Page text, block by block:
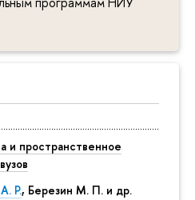
и пространственное
Р., Березин М. П. и др.